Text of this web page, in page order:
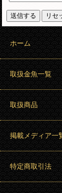
ホーム
取扱金魚一覧
取扱商品
掲載メディア一
特定商取引法